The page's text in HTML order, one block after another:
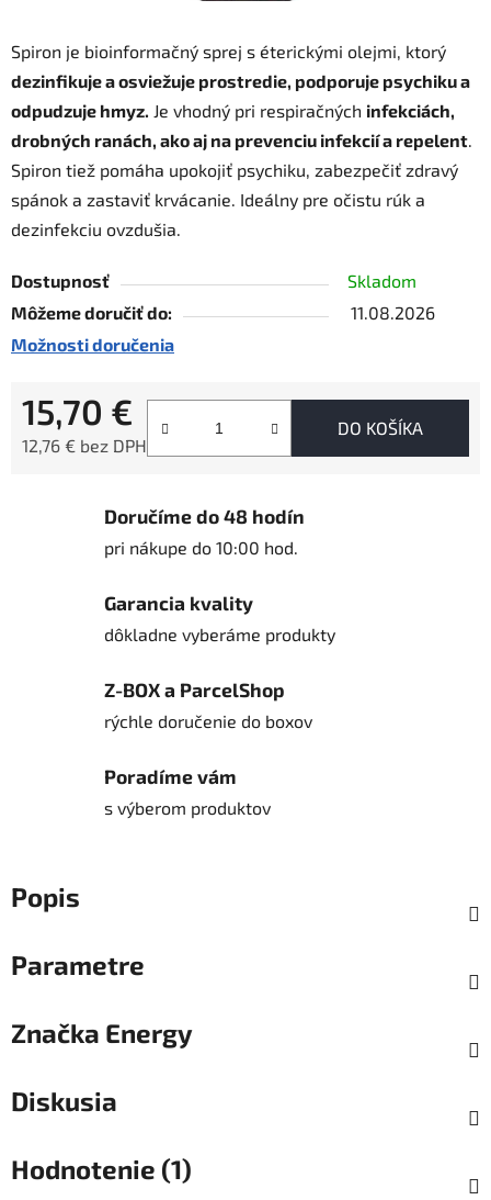
Spiron je bioinformačný sprej s éterickými olejmi, ktorý
dezinfikuje a osviežuje prostredie, podporuje psychiku a
odpudzuje hmyz. Je vhodný pri respiračných infekciách,
drobných ranách, ako aj na prevenciu infekcií a repelent.
Spiron tiež pomáha upokojiť psychiku, zabezpečiť zdravý
spánok a zastaviť krvácanie. Ideálny pre očistu rúk a
dezinfekciu ovzdušia.
Dostupnosť
Skladom
Môžeme doručiť do:
11.08.2026
Možnosti doručenia
15,70 €
12,76 € bez DPH
DO KOŠÍKA
Doručíme do 48 hodín
pri nákupe do 10:00 hod.
Garancia kvality
dôkladne vyberáme produkty
Z-BOX a ParcelShop
rýchle doručenie do boxov
Poradíme vám
s výberom produktov
Popis
Parametre
Značka Energy
Diskusia
Hodnotenie (1)